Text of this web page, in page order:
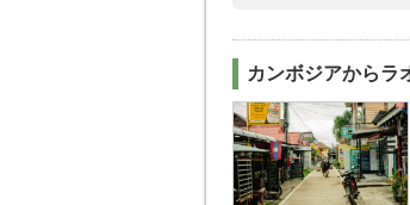
カンボジアからラ